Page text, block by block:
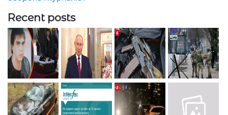
Recent posts